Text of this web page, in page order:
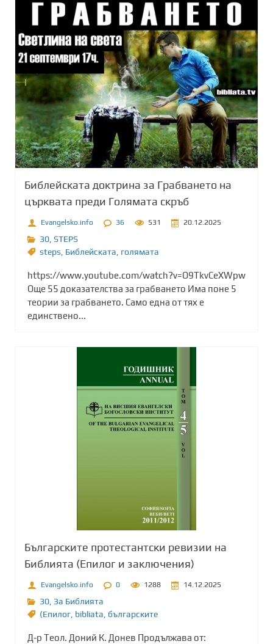
Библейската доктрина за Грабването на
църквата преди Голямата скръб
Evangelsko.info 36 531 20.12.2025
30 STEPS
steps Библейската голямата
https://www.youtube.com/watch?v=O9TkvCeXWpw
Още 55 доказателства за грабването Има поне 5
теории за грабването. Само една от тях е
единствено...
Българските протестантски ревизии на
Библията (Епилог и заключения)
Evangelsko.info 0 1288 14.12.2025
30 За Библията
(Епилог bibliata българските
Д-р Теол. Доний К. Донев Продължава от: